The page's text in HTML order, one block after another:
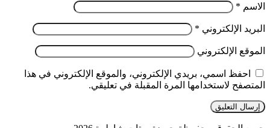
الاسم *
البريد الإلكتروني *
الموقع الإلكتروني
احفظ اسمي، بريدي الإلكتروني، والموقع الإلكتروني في هذا
المتصفح لاستخدامها المرة المقبلة في تعليقي.